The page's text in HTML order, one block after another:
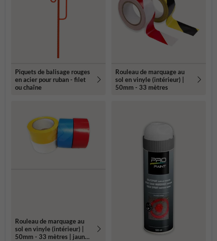
Piquets de balisage rouges
en acier pour ruban - filet
ou chaîne
Rouleau de marquage au
sol en vinyle (intérieur) |
50mm - 33 mètres
Rouleau de marquage au
sol en vinyle (intérieur) |
50mm - 33 mètres | jaune,